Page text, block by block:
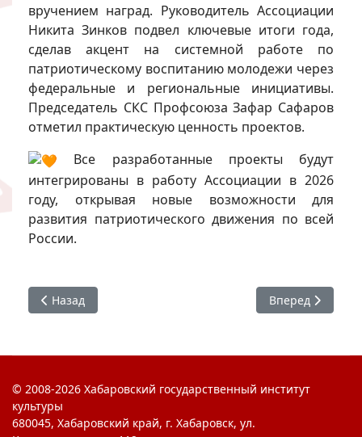
вручением наград. Руководитель Ассоциации
Никита Зинков подвел ключевые итоги года,
сделав акцент на системной работе по
патриотическому воспитанию молодежи через
федеральные и региональные инициативы.
Председатель СКС Профсоюза Зафар Сафаров
отметил практическую ценность проектов.
Все разработанные проекты будут
интегрированы в работу Ассоциации в 2026
году, открывая новые возможности для
развития патриотического движения по всей
России.
Предыдущий: #Ягоржусь : Встреча студентов с
Назад Следующий:
Вперед
© 2008-2026 Хабаровский государственный институт
культуры
680045, Хабаровский край, г. Хабаровск, ул.